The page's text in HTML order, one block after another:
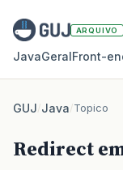
ARQUIVO
JavaGeral
GUJ/Java/Topico
Redirect